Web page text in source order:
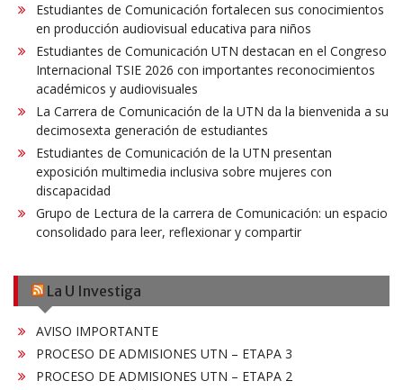
Estudiantes de Comunicación fortalecen sus conocimientos
en producción audiovisual educativa para niños
Estudiantes de Comunicación UTN destacan en el Congreso
Internacional TSIE 2026 con importantes reconocimientos
académicos y audiovisuales
La Carrera de Comunicación de la UTN da la bienvenida a su
decimosexta generación de estudiantes
Estudiantes de Comunicación de la UTN presentan
exposición multimedia inclusiva sobre mujeres con
discapacidad
Grupo de Lectura de la carrera de Comunicación: un espacio
consolidado para leer, reflexionar y compartir
La U Investiga
AVISO IMPORTANTE
PROCESO DE ADMISIONES UTN – ETAPA 3
PROCESO DE ADMISIONES UTN – ETAPA 2